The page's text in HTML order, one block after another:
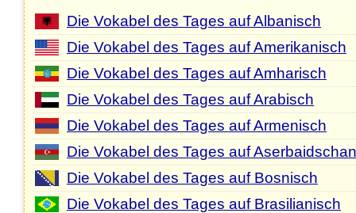
Die Vokabel des Tages auf Albanisch
Die Vokabel des Tages auf Amerikanisch
Die Vokabel des Tages auf Amharisch
Die Vokabel des Tages auf Arabisch
Die Vokabel des Tages auf Armenisch
Die Vokabel des Tages auf
Die Vokabel des Tages auf Bosnisch
Die Vokabel des Tages auf Brasilianisch